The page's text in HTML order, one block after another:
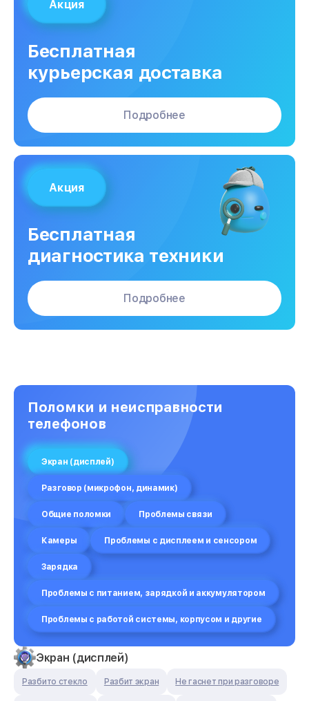
Акция
Бесплатная
курьерская доставка
Подробнее
Акция
Бесплатная
диагностика техники
Подробнее
Поломки и неисправности
телефонов
Экран (дисплей)
Разговор (микрофон, динамик)
Общие поломки Проблемы связи
Камеры Проблемы с дисплеем и сенсором
Зарядка
Проблемы с питанием, зарядкой и аккумулятором
Проблемы с работой системы, корпусом и другие
Экран (дисплей)
Разбито стекло Разбит экран Не гаснет при разговоре